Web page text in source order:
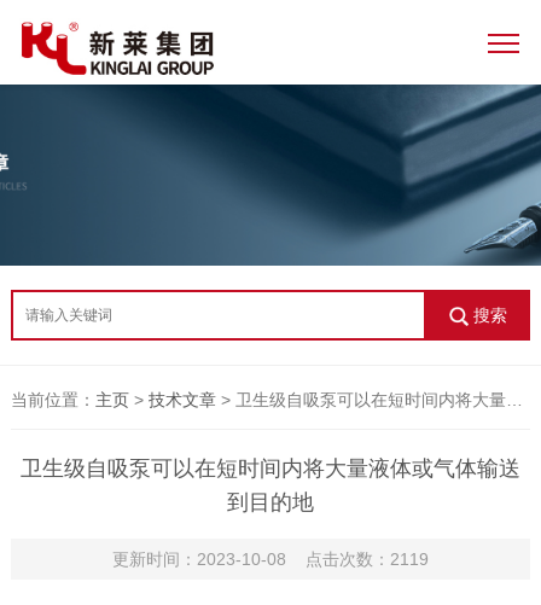
搜索
当前位置： 主页> 技术文章> 卫生级自吸泵可以在短时间内将大量液体或气体输送到目的地
卫生级自吸泵可以在短时间内将大量液体或气体输送
到目的地
更新时间：2023-10-08 点击次数：2119